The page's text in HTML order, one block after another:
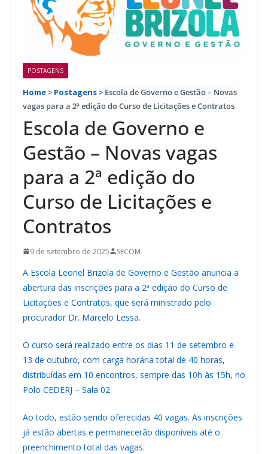
POSTAGENS
Home> Postagens> Escola de Governo e Gestão – Novas
vagas para a 2ª edição do Curso de Licitações e Contratos
Escola de Governo e
Gestão – Novas vagas
para a 2ª edição do
Curso de Licitações e
Contratos
9 de setembro de 2025 SECOM
A Escola Leonel Brizola de Governo e Gestão anuncia a
abertura das inscrições para a 2ª edição do Curso de
Licitações e Contratos, que será ministrado pelo
procurador Dr. Marcelo Lessa.
O curso será realizado entre os dias 11 de setembro e
13 de outubro, com carga horária total de 40 horas,
distribuídas em 10 encontros, sempre das 10h às 15h, no
Polo CEDERJ – Sala 02.
Ao todo, estão sendo oferecidas 40 vagas. As inscrições
já estão abertas e permanecerão disponíveis até o
preenchimento total das vagas.